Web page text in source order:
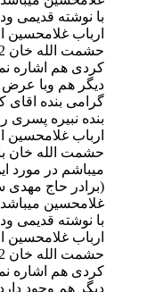
با نوشته قدیمی
ارباب غلامحسین
کردی هم اشاره
دیگر هم وبا
گرامی بنده اقای
بنده نبیره
ارباب
حشمت الله خان
میباشم در
(برادر حاج مهدی
غلامحسین
با نوشته قدیمی
ارباب غلامحسین
کردی هم اشاره
دیگر هم وجود